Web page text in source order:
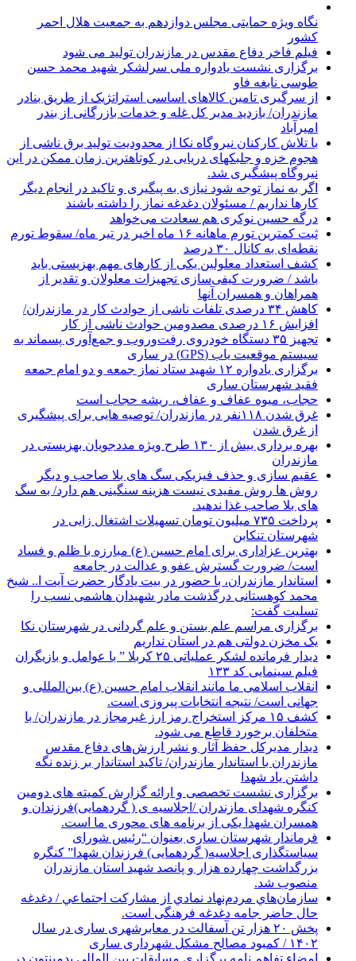
نگاه ویژه حمایتی مجلس دوازدهم به جمعیت هلال احمر
کشور
فیلم فاخر دفاع مقدس در مازندران تولید می شود
برگزاری نشست یادواره ملی سرلشکر شهید محمد حسن
طوسی نابغه فاو
از سرگیری تامین کالاهای اساسی استراتژیک از طریق بنادر
مازندران/ بازدید مدیر کل غله و خدمات بازرگانی از بندر
امیرآباد
با تلاش کارکنان نیروگاه نکا از محدودیت تولید برق ناشی از
هجوم خزه و جلبکهای دریایی در کوتاهترین زمان ممکن در این
نیروگاه پیشگیری شد.
اگر به نماز توجه شود نیازی به پیگیری و تاکید در انجام دیگر
کارها نداریم / مسئولان دغدغه نماز را داشته باشند
درگه حسین نوکری هم سعادت می‌خواهد
ثبت کمترین تورم ماهانه ۱۶ ماه اخیر در تیر ماه/ سقوط تورم
نقطه‌ای به کانال ۳۰ درصد
کشف استعداد معلولین یکی از کارهای مهم بهزیستی باید
باشد / ضرورت کیفی‌سازی تجهیزات معلولان و تقدیر از
همراهان و همسران آنها
کاهش ۳۴ درصدی تلفات ناشی از حوادث كار در مازندران/
افزایش ۱۶ درصدی مصدومین حوادث ناشی از کار
تجهیز ۳۵ دستگاه خودروی رفت‌وروب و جمع‌آوری پسماند به
سیستم موقعیت یاب (GPS) در ساری
برگزاری یادواره ۱۲ شهید ستاد نماز جمعه و دو امام جمعه
فقید شهرستان ساری
حجاب، میوه عفاف و عفاف، ریشه حجاب است
غرق شدن ۱۱۸نفر در مازندران/ توصيه هايی برای پيشگيری
از غرق شدن
بهره برداری بیش از ۱۳۰ طرح ویژه مددجویان بهزیستی در
مازندران
عقیم سازی و حذف فیزیکی سگ های بلا صاحب و دیگر
روش ها روش مفیدی نیست هزینه سنگینی هم دارد/ به سگ
های بلا صاحب غذا ندهید.
پرداخت ۷۳۵ میلیون تومان تسهیلات اشتغال زایی در
شهرستان تنکابن
بهترین عزاداری برای امام حسین (ع) مبارزه با ظلم و فساد
است/ ضرورت گسترش عفو و عدالت در جامعه
استاندار مازندران، با حضور در بیت یادگار حضرت آیت ا.. شیخ
محمد کوهستانی درگذشت مادر شهیدان هاشمی نسب را
تسلیت گفت:
برگزاری مراسم علم بستن و علم گردانی در شهرستان نکا
یک مخزن دولتی هم در استان نداریم
دیدار فرمانده لشکر عملیاتی ۲۵ کربلا ” با عوامل و بازیگران
فیلم سینمایی کد ۱۳۳
انقلاب اسلامی ما مانند انقلاب امام حسین (ع) بین‌المللی و
جهانی است/ نتیجه انتخابات پیروزی است.
کشف ۱۵ مرکز استخراج رمز ارز غیرمجاز در مازندران/ با
متخلفان برخورد قاطع می شود.
دیدار مدیرکل حفظ آثار و نشر ارزش‌های دفاع مقدس
مازندران با استاندار مازندران/ تاکید استاندار بر زنده نگه
داشتن یاد شهدا
برگزاری نشست تخصصی و ارائه گزارش کمیته های دومین
کنگره شهدای مازندران /اجلاسیه ی ( گردهمایی)فرزندان و
همسران شهدا یکی از برنامه های محوری ما است.
فرماندار شهرستان ساری بعنوان “رئیس شورای
سیاستگذاری اجلاسیه( گردهمایی) فرزندان شهدا” کنگره
بزرگداشت چهارده هزار و پانصد شهید استان مازندران
منصوب شد.
سازمان‌هاي مردم‌نهاد نمادي از مشاركت اجتماعي / دغدغه
حال حاضر جامه دغدغه فرهنگی است.
پخش ۲۰ هزار تن آسفالت در معابرشهری ساری در سال
۱۴۰۲ / کمبود مصالح مشکل شهرداری ساری
امضاء تفاهم نامه برگزاری مسابقات بین المللی بدمینتون در